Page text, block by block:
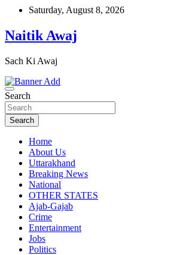
Skip
content
Saturday, August 8, 2026
Naitik Awaj
Sach Ki Awaj
Search
Search
Home
About Us
Uttarakhand
Breaking News
National
OTHER STATES
Ajab-Gajab
Crime
Entertainment
Jobs
Politics